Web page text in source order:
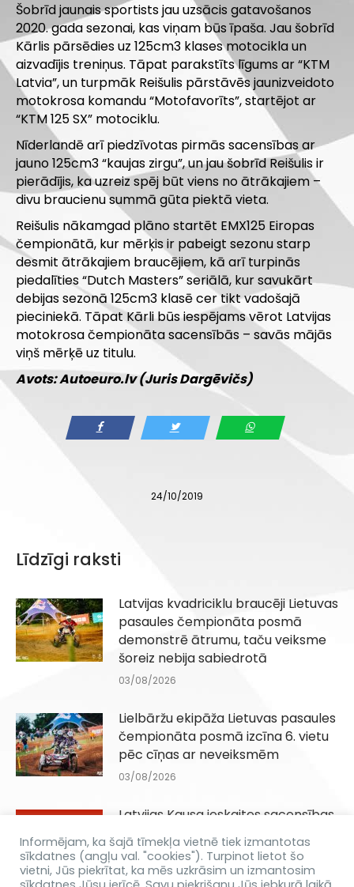
Šobrīd jaunais sportists jau uzsācis gatavošanos
2020. gada sezonai, kas viņam būs īpaša. Jau šobrīd
Kārlis pārsēdies uz 125cm3 klases motocikla un
aizvadījis treniņus. Tāpat parakstīts līgums ar “KTM
Latvia”, un turpmāk Reišulis pārstāvēs jaunizveidoto
motokrosa komandu “Motofavorīts”, startējot ar
“KTM 125 SX” motociklu.
Nīderlandē arī piedzīvotas pirmās sacensības ar
jauno 125cm3 “kaujas zirgu”, un jau šobrīd Reišulis ir
pierādījis, ka uzreiz spēj būt viens no ātrākajiem –
divu braucienu summā gūta piektā vieta.
Reišulis nākamgad plāno startēt EMX125 Eiropas
čempionātā, kur mērķis ir pabeigt sezonu starp
desmit ātrākajiem braucējiem, kā arī turpinās
piedalīties “Dutch Masters” seriālā, kur savukārt
debijas sezonā 125cm3 klasē cer tikt vadošajā
pieciniekā. Tāpat Kārli būs iespējams vērot Latvijas
motokrosa čempionāta sacensībās – savās mājās
viņš mērķē uz titulu.
Avots: Autoeuro.lv (Juris Dargēvičs)
24/10/2019
Līdzīgi raksti
Latvijas kvadriciklu braucēji Lietuvas
pasaules čempionāta posmā
demonstrē ātrumu, taču veiksme
šoreiz nebija sabiedrotā
03/08/2026
Lielbāržu ekipāža Lietuvas pasaules
čempionāta posmā izcīna 6. vietu
pēc cīņas ar neveiksmēm
03/08/2026
Latvijas Kausa ieskaites sacensības
Q100, QJuniori un QIesācēji klasēm
Dēliņkalnā 29.08.2026
31/07/2026
Informējam, ka šajā tīmekļa vietnē tiek izmantotas
sīkdatnes (angļu val. "cookies"). Turpinot lietot šo
vietni, Jūs piekrītat, ka mēs uzkrāsim un izmantosim